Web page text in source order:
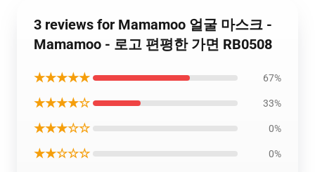
3 reviews for Mamamoo 얼굴 마스크 -
Mamamoo - 로고 편평한 가면 RB0508
★★★★★ 67%
★★★★☆ 33%
★★★☆☆ 0%
★★☆☆☆ 0%